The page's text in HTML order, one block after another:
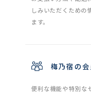
しみいただくための
ます。
梅乃宿の
便利な機能や特別な